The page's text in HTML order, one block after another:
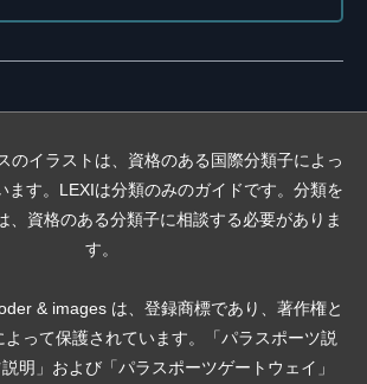
のイラストは、資格のある国際分類子によっ
ます。LEXIは分類のみのガイドです。分類を
、資格のある分類子に相談する必要がありま
す。
& images は、登録商標であり、著作権と
よって保護されています。「パラスポーツ説
明」および「パラスポーツゲートウェイ」